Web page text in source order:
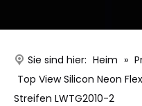
Sie sind hier: Heim »
Top View Silicon Neon Flex
Streifen LWTG2010-2